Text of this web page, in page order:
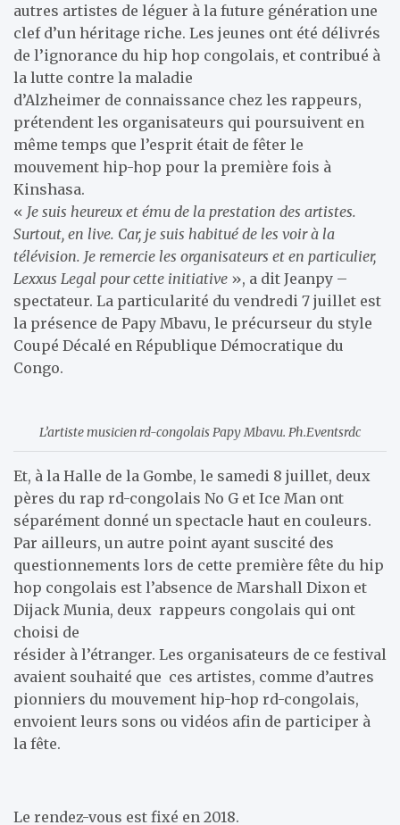
autres artistes de léguer à la future génération une
clef d’un héritage riche. Les jeunes ont été délivrés
de l’ignorance du hip hop congolais, et contribué à
la lutte contre la maladie
d’Alzheimer de connaissance chez les rappeurs,
prétendent les organisateurs qui poursuivent en
même temps que l’esprit était de fêter le
mouvement hip-hop pour la première fois à
Kinshasa.
« Je suis heureux et ému de la prestation des artistes.
Surtout, en live. Car, je suis habitué de les voir à la
télévision. Je remercie les organisateurs et en particulier,
Lexxus Legal pour cette initiative », a dit Jeanpy –
spectateur. La particularité du vendredi 7 juillet est
la présence de Papy Mbavu, le précurseur du style
Coupé Décalé en République Démocratique du
Congo.
L’artiste musicien rd-congolais Papy Mbavu. Ph.Eventsrdc
Et, à la Halle de la Gombe, le samedi 8 juillet, deux
pères du rap rd-congolais No G et Ice Man ont
séparément donné un spectacle haut en couleurs.
Par ailleurs, un autre point ayant suscité des
questionnements lors de cette première fête du hip
hop congolais est l’absence de Marshall Dixon et
Dijack Munia, deux rappeurs congolais qui ont
choisi de
résider à l’étranger. Les organisateurs de ce festival
avaient souhaité que ces artistes, comme d’autres
pionniers du mouvement hip-hop rd-congolais,
envoient leurs sons ou vidéos afin de participer à
la fête.
Le rendez-vous est fixé en 2018.